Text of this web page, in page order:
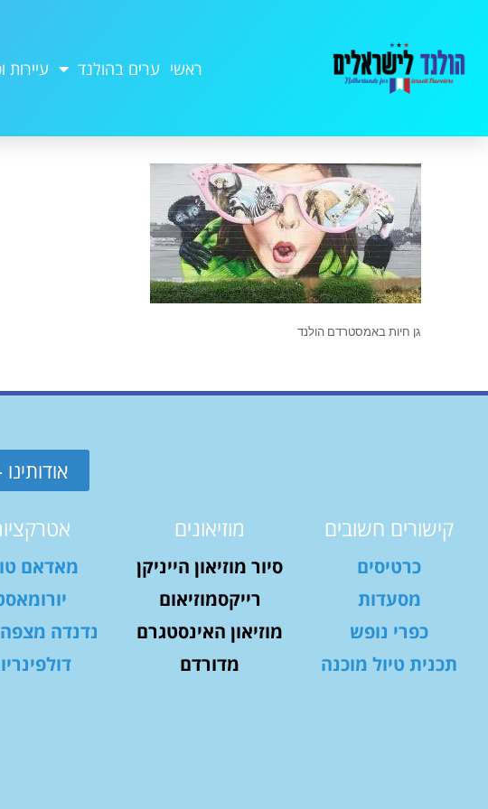
ראשי ערים בהולנד עיירות
גן חיות באמסטרדם הולנד
קישורים חשובים
כרטיסים
מסעדות
כפרי נופש
תכנית טיול מוכנה
מוזיאונים
סיור מוזיאון הייניקן
רייקסמוזיאום
מוזיאון האינסטגרם
מדורדם
מאדאם
נדנדה